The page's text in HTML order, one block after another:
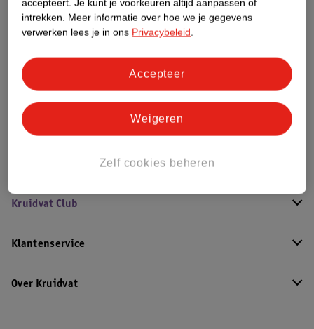
Meer Alle Elektrische tandenborstels
Hoe controleren wij de reviews?
Kruidvat Club
Klantenservice
Over Kruidvat
accepteert. Je kunt je voorkeuren altijd aanpassen of
intrekken. Meer informatie over hoe we je gegevens
verwerken lees je in ons Privacybeleid.
Zelf cookies beheren
Weigeren
Accepteer